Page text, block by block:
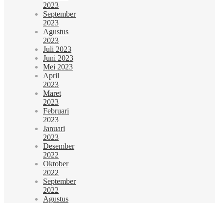
2023
September
2023
Agustus
2023
Juli 2023
Juni 2023
Mei 2023
April
2023
Maret
2023
Februari
2023
Januari
2023
Desember
2022
Oktober
2022
September
2022
Agustus